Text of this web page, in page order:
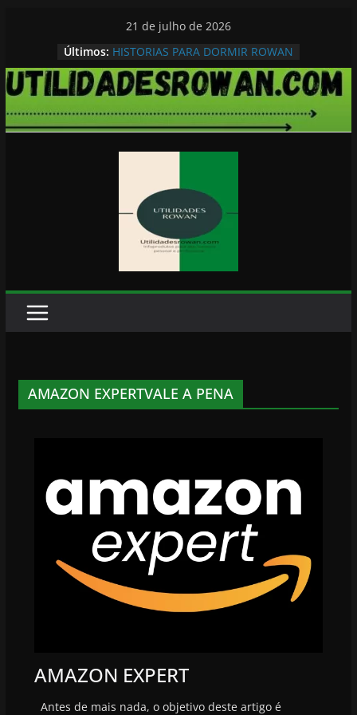
conteúdo
21 de julho de 2026
Últimos: HISTORIAS PARA DORMIR ROWAN
AMAZON EXPERTVALE A PENA
AMAZON EXPERT
Antes de mais nada, o objetivo deste artigo é